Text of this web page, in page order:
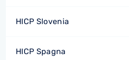
HICP Slovenia
HICP Spagna